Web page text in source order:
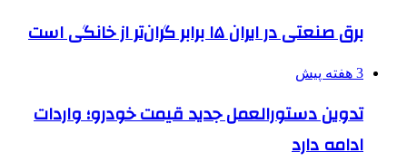
برق صنعتی در ایران ۱۵ برابر گران‌تر از خانگی است
3 هفته پیش
تدوین دستورالعمل جدید قیمت خودرو؛ واردات
ادامه دارد